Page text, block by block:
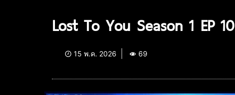
Lost To You Season 1 EP 10
15 พ.ค. 2026 69